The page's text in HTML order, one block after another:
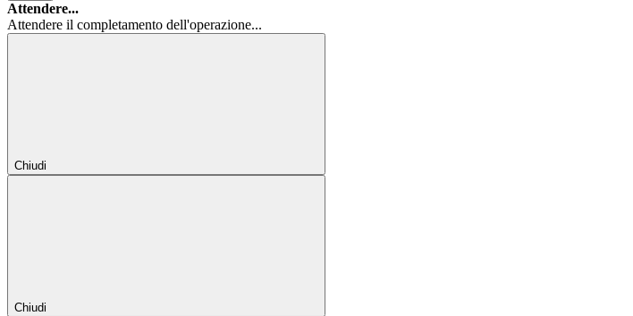
Attendere...
Attendere il completamento dell'operazione...
Chiudi
Chiudi